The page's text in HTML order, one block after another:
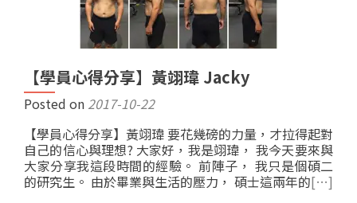
【學員心得分享】黃翊瑋 Jacky
Posted on 2017-10-22
【學員心得分享】黃翊瑋 要花幾磅的力量，才拉得起對
自己的信心與理想? 大家好，我是翊瑋， 我今天要來與
大家分享我這段時間的經驗。 前陣子， 我只是個碩二
的研究生。 由於畢業與生活的壓力， 碩士這兩年的[…]